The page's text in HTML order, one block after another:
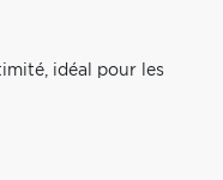
idéal pour les